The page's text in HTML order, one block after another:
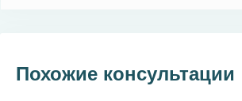
Похожие консультации